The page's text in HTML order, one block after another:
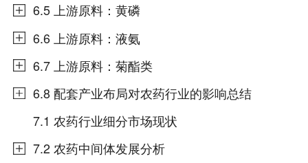
6.5 上游原料：黄磷
6.6 上游原料：液氨
6.7 上游原料：菊酯类
6.8 配套产业布局对农药行业的影响总结
7.1 农药行业细分市场现状
7.2 农药中间体发展分析